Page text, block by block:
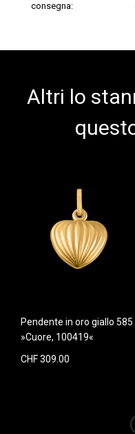
consegna:
Altri lo
Pendente in oro giallo 585
»Cuore, 100419«
CHF 309.00